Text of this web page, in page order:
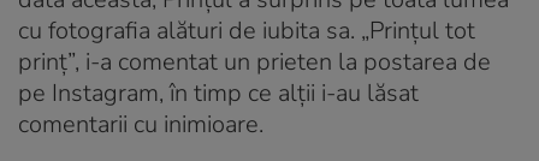
cu fotografia alături de iubita sa. „Prințul tot
prinț”, i-a comentat un prieten la postarea de
pe Instagram, în timp ce alții i-au lăsat
comentarii cu inimioare.